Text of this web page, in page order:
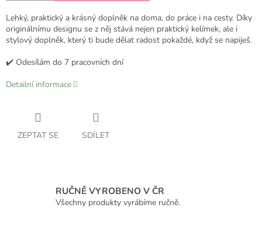
Lehký, praktický a krásný doplněk na doma, do práce i na cesty. Díky
originálnímu designu se z něj stává nejen praktický kelímek, ale i
stylový doplněk, který ti bude dělat radost pokaždé, když se napiješ.
✔️ Odesílám do 7 pracovních dní
Detailní informace
ZEPTAT SE SDÍLET
RUČNĚ VYROBENO V ČR
Všechny produkty vyrábíme ručně.